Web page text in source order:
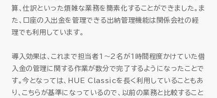
算、仕訳といった煩雑な業務を簡素化することができました。ま
た、口座の入出金を管理できる出納管理機能は関係会社の経
理でも利用しています。
導入効果は、これまで担当者1～2名が1時間程度かけていた借
入金の管理に関する作業が数分で完了するようになったことで
す。今となっては、HUE Classicを長く利用していることもあ
り、こちらが基準になっているので、以前の業務と比較すること